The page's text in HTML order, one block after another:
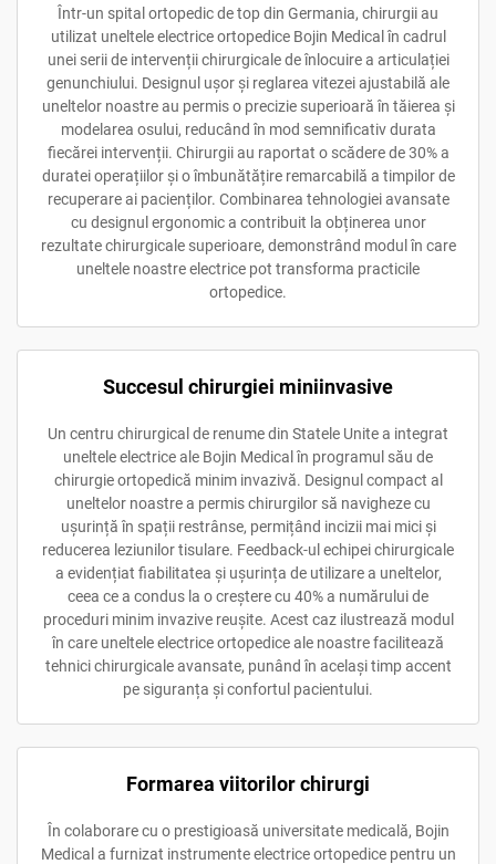
Într-un spital ortopedic de top din Germania, chirurgii au
utilizat uneltele electrice ortopedice Bojin Medical în cadrul
unei serii de intervenții chirurgicale de înlocuire a articulației
genunchiului. Designul ușor și reglarea vitezei ajustabilă ale
uneltelor noastre au permis o precizie superioară în tăierea și
modelarea osului, reducând în mod semnificativ durata
fiecărei intervenții. Chirurgii au raportat o scădere de 30% a
duratei operațiilor și o îmbunătățire remarcabilă a timpilor de
recuperare ai pacienților. Combinarea tehnologiei avansate
cu designul ergonomic a contribuit la obținerea unor
rezultate chirurgicale superioare, demonstrând modul în care
uneltele noastre electrice pot transforma practicile
ortopedice.
Succesul chirurgiei miniinvasive
Un centru chirurgical de renume din Statele Unite a integrat
uneltele electrice ale Bojin Medical în programul său de
chirurgie ortopedică minim invazivă. Designul compact al
uneltelor noastre a permis chirurgilor să navigheze cu
ușurință în spații restrânse, permițând incizii mai mici și
reducerea leziunilor tisulare. Feedback-ul echipei chirurgicale
a evidențiat fiabilitatea și ușurința de utilizare a uneltelor,
ceea ce a condus la o creștere cu 40% a numărului de
proceduri minim invazive reușite. Acest caz ilustrează modul
în care uneltele electrice ortopedice ale noastre facilitează
tehnici chirurgicale avansate, punând în același timp accent
pe siguranța și confortul pacientului.
Formarea viitorilor chirurgi
În colaborare cu o prestigioasă universitate medicală, Bojin
Medical a furnizat instrumente electrice ortopedice pentru un